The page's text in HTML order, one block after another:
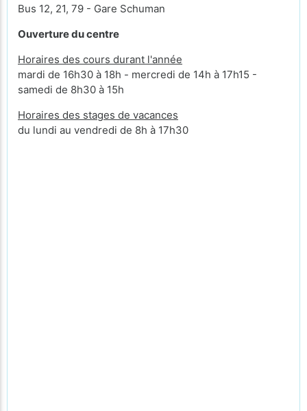
Bus 12, 21, 79 - Gare Schuman
Ouverture du centre
Horaires des cours durant l'année
mardi de 16h30 à 18h - mercredi de 14h à 17h15 -
samedi de 8h30 à 15h
Horaires des stages de vacances
du lundi au vendredi de 8h à 17h30